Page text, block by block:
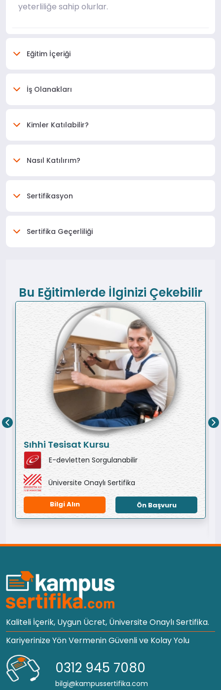
yeterliliğe sahip olurlar.
Eğitim İçeriği
İş Olanakları
Kimler Katılabilir?
Nasıl Katılırım?
Sertifikasyon
Sertifika Geçerliliği
Bu Eğitimlerde İlginizi Çekebilir
Sıhhi Tesisat Kursu
E-devletten Sorgulanabilir
Üniversite Onaylı Sertifika
Bilgi Alın Ön Başvuru
Kaliteli İçerik, Uygun Ücret, Üniversite Onaylı Sertifika.
Kariyerinize Yön Vermenin Güvenli ve Kolay Yolu
0312 945 7080
bilgi@kampussertifika.com